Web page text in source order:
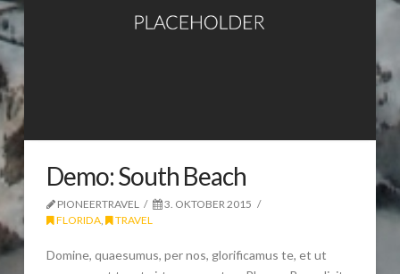
Demo: South Beach
PIONEERTRAVEL
3. OKTOBER 2015
FLORIDA, TRAVEL
Domine, quaesumus, per nos, glorificamus te, et ut